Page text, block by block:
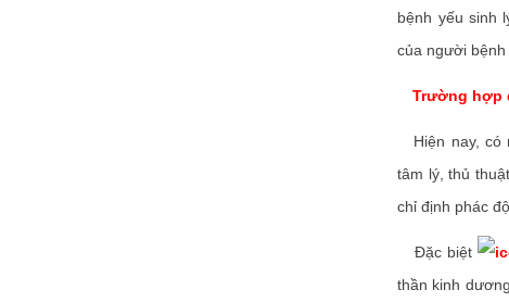
bệnh yếu sinh
của người
Trường hợp
Hiện nay, có
tâm lý, thủ
chỉ định phác
Đặc biệt
thần kinh